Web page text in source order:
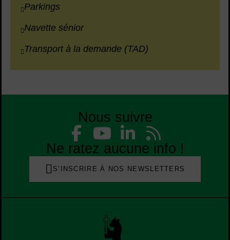
Parkings
Navette sénior
Transport à la demande (TAD)
Nous suivre
Liste des réseaux
Liste des réseaux
Facebook
YouTube
Ne ratez aucune info !
S’INSCRIRE À NOS NEWSLETTERS